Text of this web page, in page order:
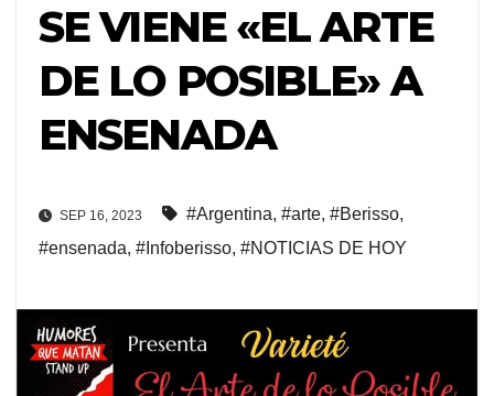
SE VIENE «EL ARTE
DE LO POSIBLE» A
ENSENADA
SEP 16, 2023 #Argentina, #arte, #Berisso,
#ensenada, #Infoberisso, #NOTICIAS DE HOY